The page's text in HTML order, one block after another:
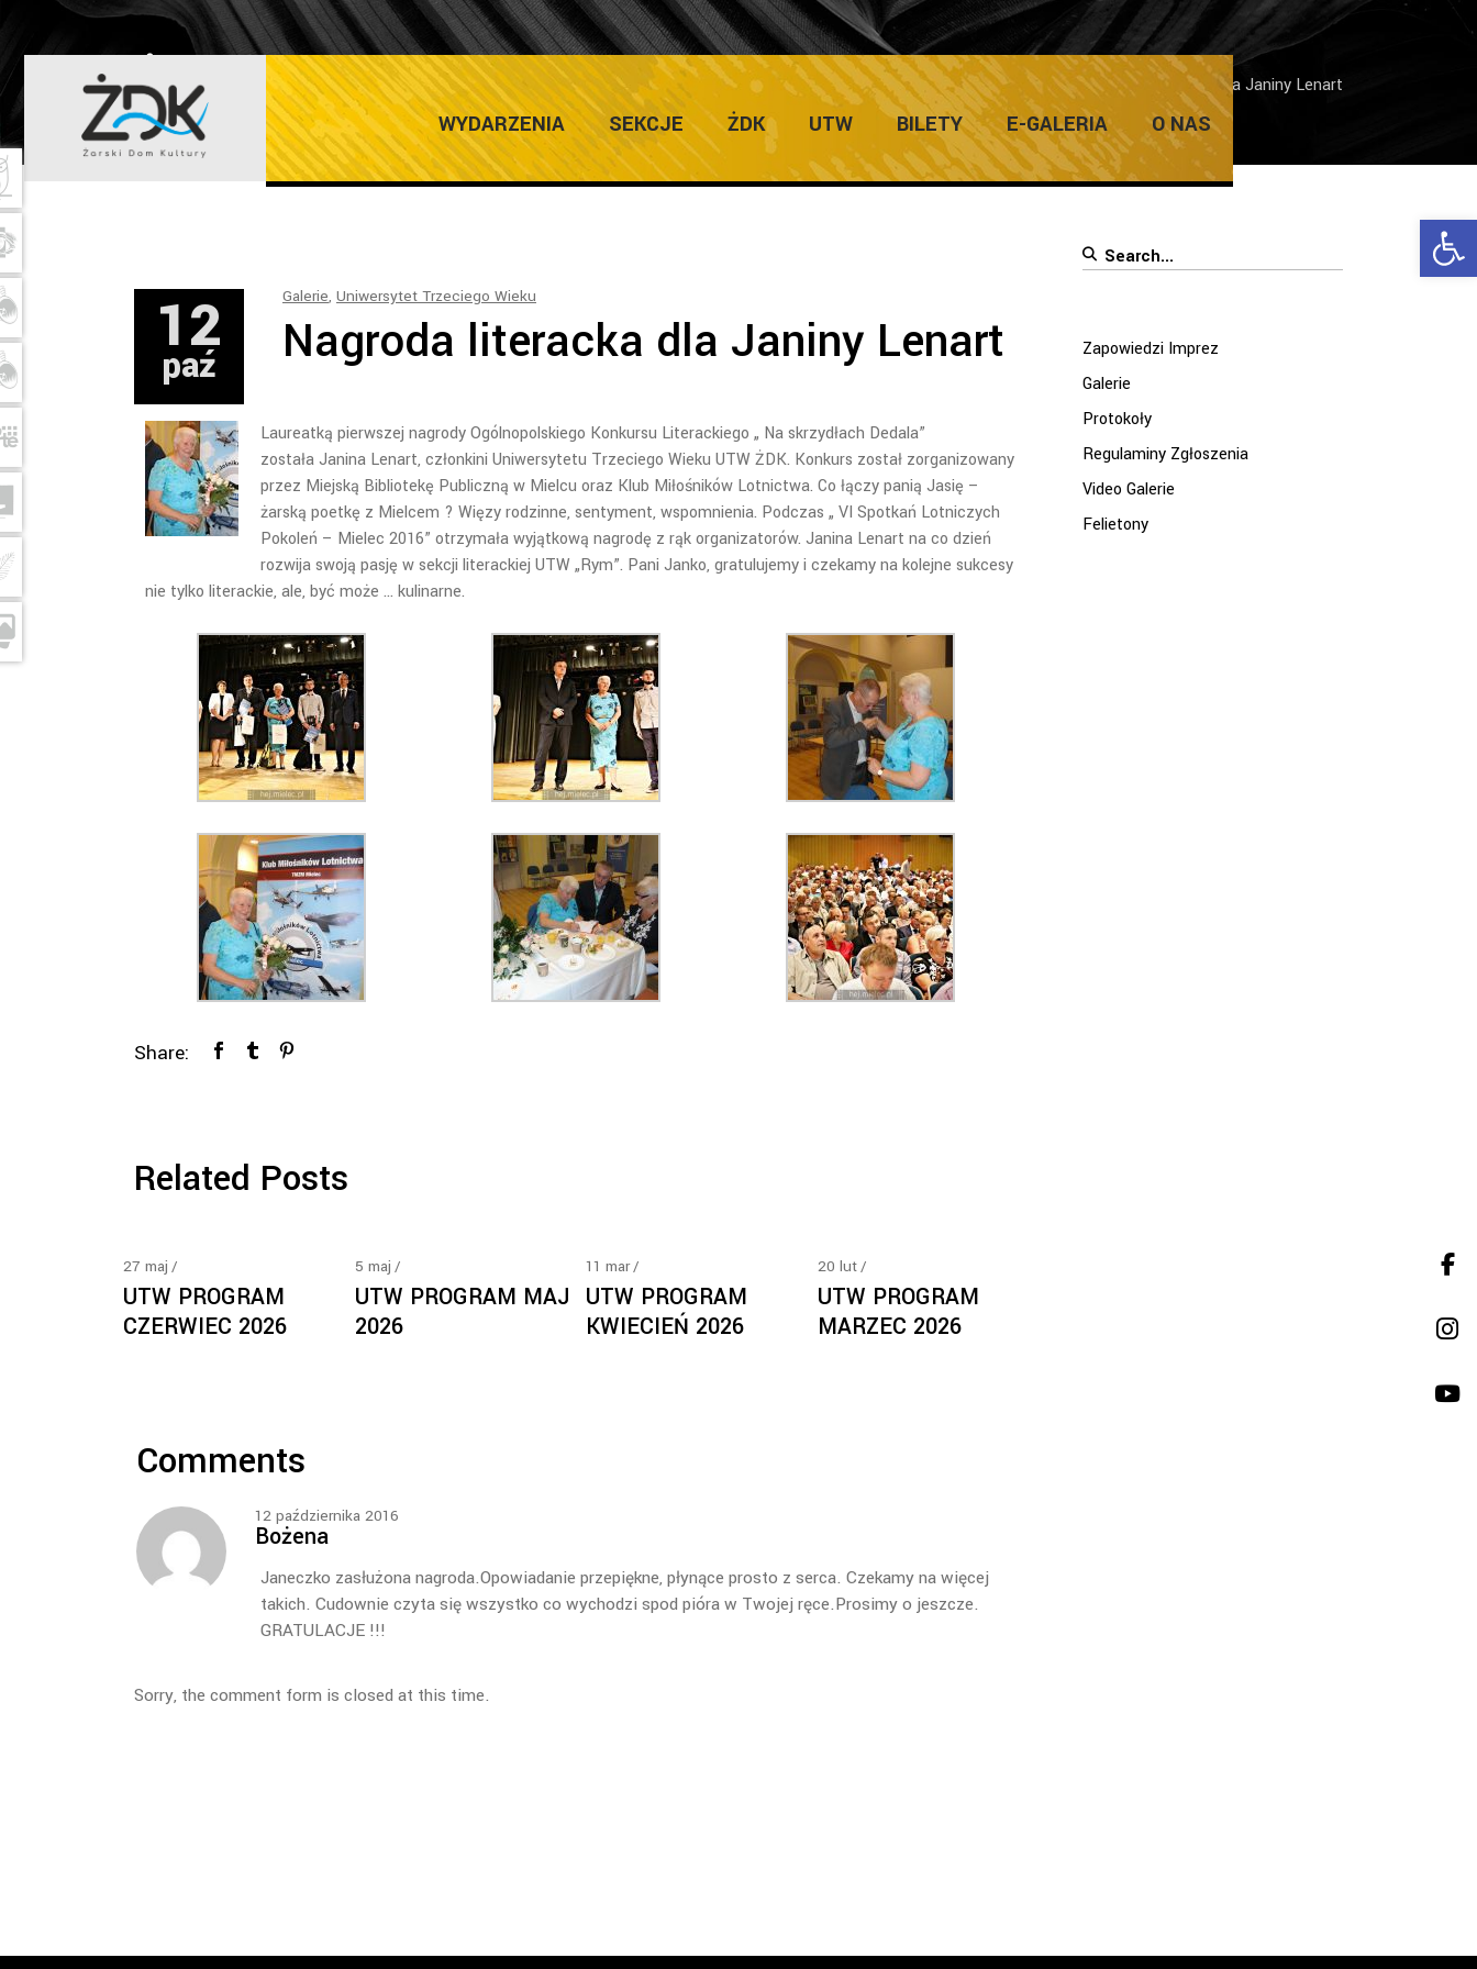
WYDARZENIA SEKCJE ŻDK UTW BILETY E-GALERIA O NAS
ŻARSKI DOM KULTURY Home/ Galerie/Nagroda literacka dla Janiny Lenart
12
paź
Galerie, Uniwersytet Trzeciego Wieku
Nagroda literacka dla Janiny Lenart
Laureatką pierwszej nagrody Ogólnopolskiego Konkursu Literackiego „ Na skrzydłach Dedala”
została Janina Lenart, członkini Uniwersytetu Trzeciego Wieku UTW ŻDK. Konkurs został zorganizowany
przez Miejską Bibliotekę Publiczną w Mielcu oraz Klub Miłośników Lotnictwa. Co łączy panią Jasię –
żarską poetkę z Mielcem ? Więzy rodzinne, sentyment, wspomnienia. Podczas „ VI Spotkań Lotniczych
Pokoleń – Mielec 2016” otrzymała wyjątkową nagrodę z rąk organizatorów. Janina Lenart na co dzień
rozwija swoją pasję w sekcji literackiej UTW „Rym”. Pani Janko, gratulujemy i czekamy na kolejne sukcesy
nie tylko literackie, ale, być może … kulinarne.
Share:
Related Posts
27 maj
UTW PROGRAM
CZERWIEC 2026
5 maj
UTW PROGRAM MAJ
2026
11 mar
UTW PROGRAM
KWIECIEŃ 2026
20 lut
UTW PROGRAM
MARZEC 2026
Comments
12 października 2016
Bożena
Janeczko zasłużona nagroda.Opowiadanie przepiękne, płynące prosto z serca. Czekamy na więcej
takich. Cudownie czyta się wszystko co wychodzi spod pióra w Twojej ręce.Prosimy o jeszcze.
GRATULACJE !!!
Sorry, the comment form is closed at this time.
Search
Zapowiedzi Imprez
Galerie
Protokoły
Regulaminy Zgłoszenia
Video Galerie
Felietony